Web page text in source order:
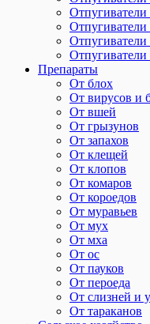
Отпугиватели
Отпугиватели
Отпугиватели
Отпугиватели
Препараты
От блох
От вирусов и
От вшей
От грызунов
От запахов
От клещей
От клопов
От комаров
От короедов
От муравьев
От мух
От мха
От ос
От пауков
От пероеда
От слизней и
От тараканов